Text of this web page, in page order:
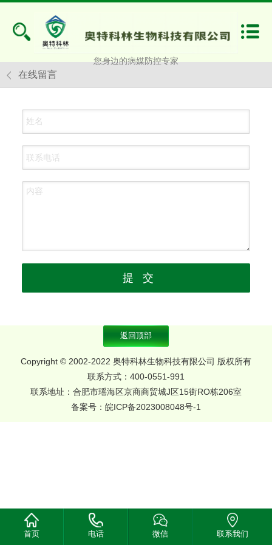
您身边的病媒防控专家
在线留言
返回顶部
Copyright © 2002-2022 奥特科林生物科技有限公司 版权所有
联系方式：400-0551-991
联系地址：合肥市瑶海区京商商贸城J区15街RO栋206室
备案号： 皖ICP备2023008048号-1
首页 电话 微信 联系我们